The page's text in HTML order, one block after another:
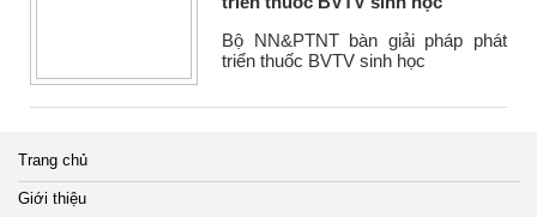
Bộ NN&PTNT bàn giải pháp phát
triển thuốc BVTV sinh học
Trang chủ
Giới thiệu